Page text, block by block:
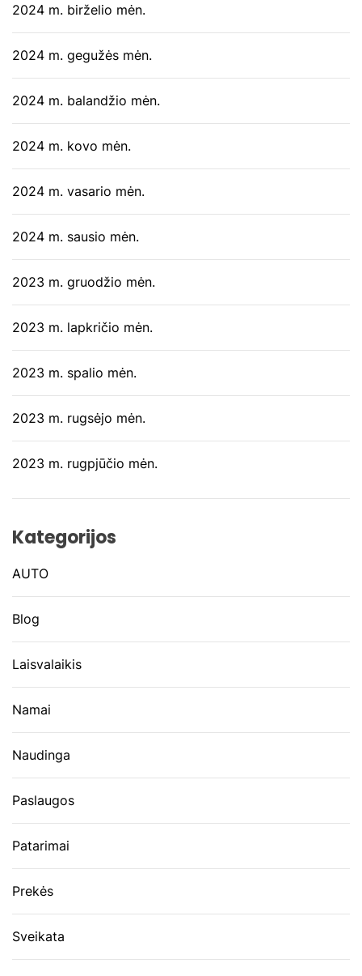
2024 m. birželio mėn.
2024 m. gegužės mėn.
2024 m. balandžio mėn.
2024 m. kovo mėn.
2024 m. vasario mėn.
2024 m. sausio mėn.
2023 m. gruodžio mėn.
2023 m. lapkričio mėn.
2023 m. spalio mėn.
2023 m. rugsėjo mėn.
2023 m. rugpjūčio mėn.
Kategorijos
AUTO
Blog
Laisvalaikis
Namai
Naudinga
Paslaugos
Patarimai
Prekės
Sveikata